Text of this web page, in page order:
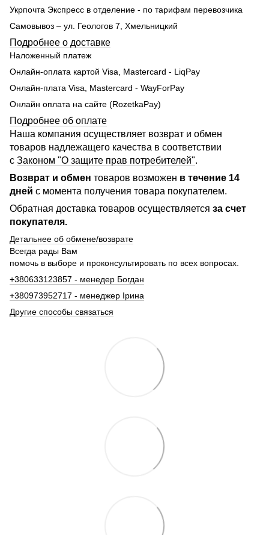
Укрпочта Экспресс в отделение - по тарифам перевозчика
Самовывоз – ул. Геологов 7, Хмельницкий
Подробнее о доставке
Наложенный платеж
Онлайн-оплата картой Visa, Mastercard - LiqPay
Онлайн-плата Visa, Mastercard - WayForPay
Онлайн оплата на сайте (RozetkaPay)
Подробнее об оплате
Наша компания осуществляет возврат и обмен
товаров надлежащего качества в соответствии
с Законом "О защите прав потребителей".
Возврат и обмен товаров возможен в течение 14
дней с момента получения товара покупателем.
Обратная доставка товаров осуществляется за счет
покупателя.
Детальнее об обмене/возврате
Всегда рады Вам
помочь в выборе и проконсультировать по всех вопросах.
+380633123857 - менедер Богдан
+380973952717 - менеджер Ірина
Другие способы связаться